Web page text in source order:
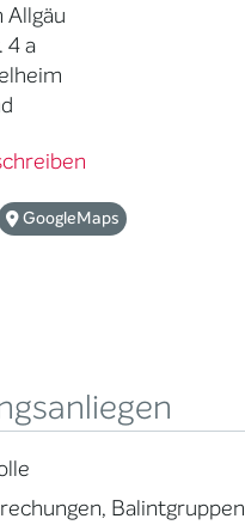
Allgäu
4 a
GoogleMaps
Balintgruppen